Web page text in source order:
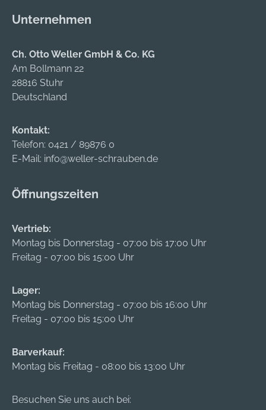
Unternehmen
Ch. Otto Weller GmbH & Co. KG
Am Bollmann 22
28816 Stuhr
Deutschland
Kontakt:
Telefon: 0421 / 89876 0
E-Mail: info@weller-schrauben.de
Öffnungszeiten
Vertrieb:
Montag bis Donnerstag - 07:00 bis 17:00 Uhr
Freitag - 07:00 bis 15:00 Uhr
Lager:
Montag bis Donnerstag - 07:00 bis 16:00 Uhr
Freitag - 07:00 bis 15:00 Uhr
Barverkauf:
Montag bis Freitag - 08:00 bis 13:00 Uhr
Besuchen Sie uns auch bei: